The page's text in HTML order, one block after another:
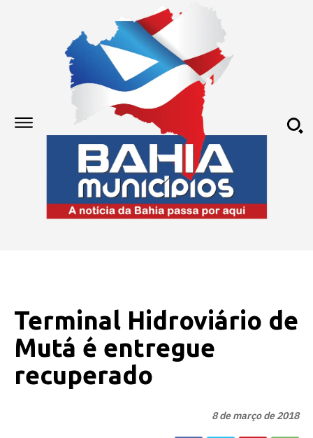
Terminal Hidroviário de
Mutá é entregue
recuperado
8 de março de 2018